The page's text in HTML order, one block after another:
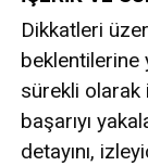
Dikkatleri
beklentilerine
sürekli
başarıyı
detayını,